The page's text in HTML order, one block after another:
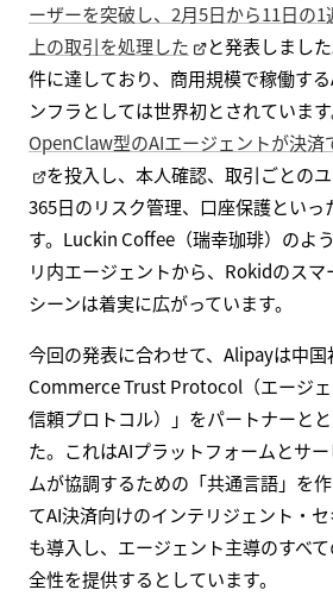
ーザーを突破し、2月5日から11日の
上の取引を処理した
と発表しまし
件に達しており、商用規模で稼働す
ンフラとしては世界初とされています
OpenClaw型のAIエージェントが決済
を投入し、本人確認、取引ごとの
365日のリスク管理、口座保護といっ
す。Luckin Coffee（瑞幸珈琲）のよ
リ内エージェントから、Rokidのス
シーンは着実に広がっています。
今回の発表に合わせて、Alipayは中
Commerce Trust Protocol（エージェ
信頼プロトコル）」をパートナーと
た。これはAIプラットフォームとサ
ムが協調するための「共通言語」を
てAI決済向けのインテリジェント・
も導入し、エージェント主導のすべ
全性を提供するとしています。